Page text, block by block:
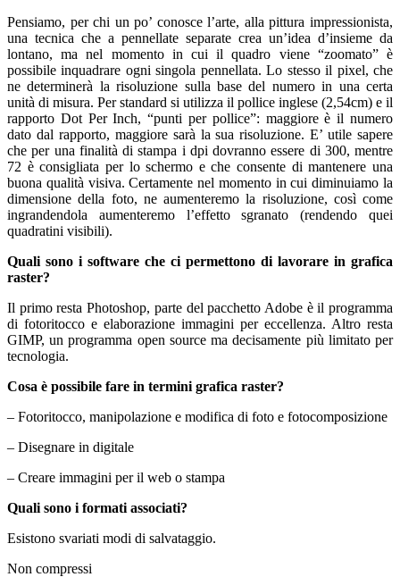
Pensiamo, per chi un po’ conosce l’arte, alla pittura impressionista,
una tecnica che a pennellate separate crea un’idea d’insieme da
lontano, ma nel momento in cui il quadro viene “zoomato” è
possibile inquadrare ogni singola pennellata. Lo stesso il pixel, che
ne determinerà la risoluzione sulla base del numero in una certa
unità di misura. Per standard si utilizza il pollice inglese (2,54cm) e il
rapporto Dot Per Inch, “punti per pollice”: maggiore è il numero
dato dal rapporto, maggiore sarà la sua risoluzione. E’ utile sapere
che per una finalità di stampa i dpi dovranno essere di 300, mentre
72 è consigliata per lo schermo e che consente di mantenere una
buona qualità visiva. Certamente nel momento in cui diminuiamo la
dimensione della foto, ne aumenteremo la risoluzione, così come
ingrandendola aumenteremo l’effetto sgranato (rendendo quei
quadratini visibili).
Quali sono i software che ci permettono di lavorare in grafica
raster?
Il primo resta Photoshop, parte del pacchetto Adobe è il programma
di fotoritocco e elaborazione immagini per eccellenza. Altro resta
GIMP, un programma open source ma decisamente più limitato per
tecnologia.
Cosa è possibile fare in termini grafica raster?
– Fotoritocco, manipolazione e modifica di foto e fotocomposizione
– Disegnare in digitale
– Creare immagini per il web o stampa
Quali sono i formati associati?
Esistono svariati modi di salvataggio.
Non compressi